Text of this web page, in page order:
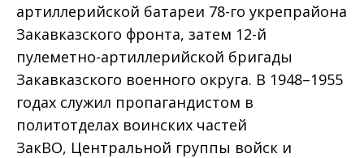
артиллерийской батареи 78-го укрепрайона
Закавказского фронта, затем 12-й
пулеметно-артиллерийской бригады
Закавказского военного округа. В 1948–1955
годах служил пропагандистом в
политотделах воинских частей
ЗакВО, Центральной группы войск и